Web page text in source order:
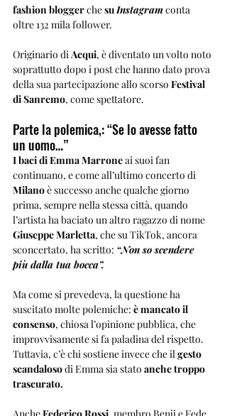
fashion blogger che su Instagram conta
oltre 132 mila follower.
Originario di Acqui, è diventato un volto noto
soprattutto dopo i post che hanno dato prova
della sua partecipazione allo scorso Festival
di Sanremo, come spettatore.
Parte la polemica,: “Se lo avesse fatto
un uomo…”
I baci di Emma Marrone ai suoi fan
continuano, e come all’ultimo concerto di
Milano è successo anche qualche giorno
prima, sempre nella stessa città, quando
l’artista ha baciato un altro ragazzo di nome
Giuseppe Marletta, che su TikTok, ancora
sconcertato, ha scritto: “Non so scendere
più dalla tua bocca”.
Ma come si prevedeva, la questione ha
suscitato molte polemiche: è mancato il
consenso, chiosa l’opinione pubblica, che
improvvisamente si fa paladina del rispetto.
Tuttavia, c’è chi sostiene invece che il gesto
scandaloso di Emma sia stato anche troppo
trascurato.